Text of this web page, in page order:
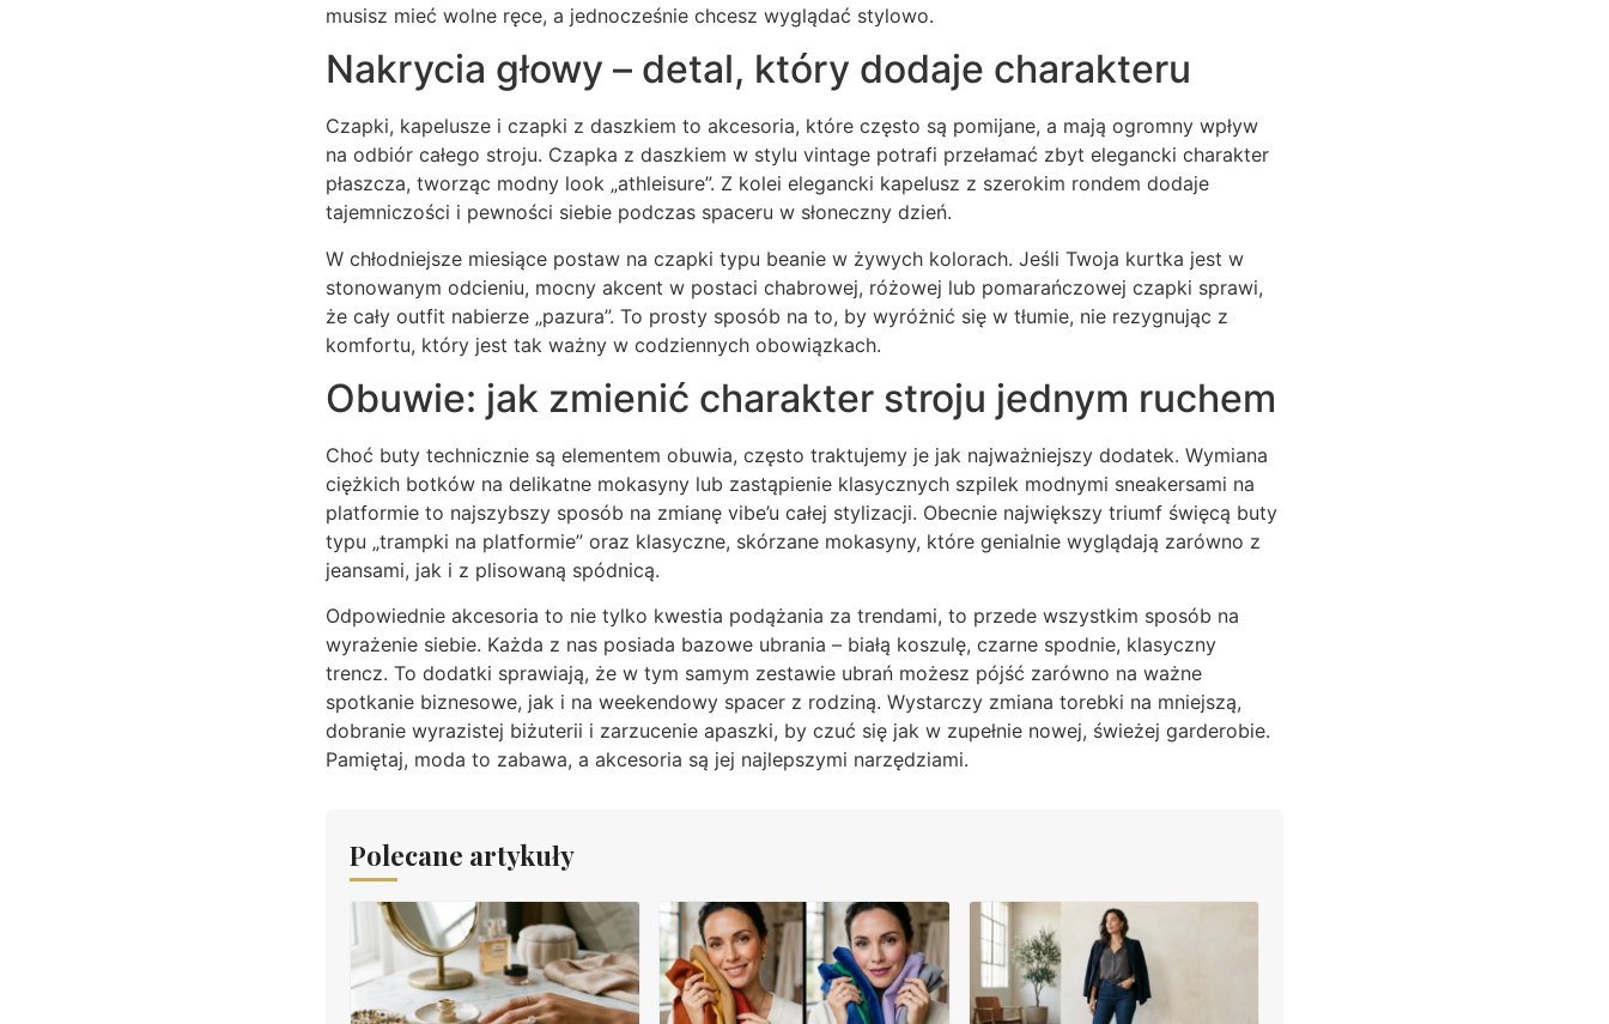
musisz mieć wolne ręce, a jednocześnie chcesz wyglądać stylowo.
Nakrycia głowy – detal, który dodaje charakteru
Czapki, kapelusze i czapki z daszkiem to akcesoria, które często są pomijane, a mają ogromny wpływ
na odbiór całego stroju. Czapka z daszkiem w stylu vintage potrafi przełamać zbyt elegancki charakter
płaszcza, tworząc modny look „athleisure”. Z kolei elegancki kapelusz z szerokim rondem dodaje
tajemniczości i pewności siebie podczas spaceru w słoneczny dzień.
W chłodniejsze miesiące postaw na czapki typu beanie w żywych kolorach. Jeśli Twoja kurtka jest w
stonowanym odcieniu, mocny akcent w postaci chabrowej, różowej lub pomarańczowej czapki sprawi,
że cały outfit nabierze „pazura”. To prosty sposób na to, by wyróżnić się w tłumie, nie rezygnując z
komfortu, który jest tak ważny w codziennych obowiązkach.
Obuwie: jak zmienić charakter stroju jednym ruchem
Choć buty technicznie są elementem obuwia, często traktujemy je jak najważniejszy dodatek. Wymiana
ciężkich botków na delikatne mokasyny lub zastąpienie klasycznych szpilek modnymi sneakersami na
platformie to najszybszy sposób na zmianę vibe’u całej stylizacji. Obecnie największy triumf święcą buty
typu „trampki na platformie” oraz klasyczne, skórzane mokasyny, które genialnie wyglądają zarówno z
jeansami, jak i z plisowaną spódnicą.
Odpowiednie akcesoria to nie tylko kwestia podążania za trendami, to przede wszystkim sposób na
wyrażenie siebie. Każda z nas posiada bazowe ubrania – białą koszulę, czarne spodnie, klasyczny
trencz. To dodatki sprawiają, że w tym samym zestawie ubrań możesz pójść zarówno na ważne
spotkanie biznesowe, jak i na weekendowy spacer z rodziną. Wystarczy zmiana torebki na mniejszą,
dobranie wyrazistej biżuterii i zarzucenie apaszki, by czuć się jak w zupełnie nowej, świeżej garderobie.
Pamiętaj, moda to zabawa, a akcesoria są jej najlepszymi narzędziami.
Polecane artykuły